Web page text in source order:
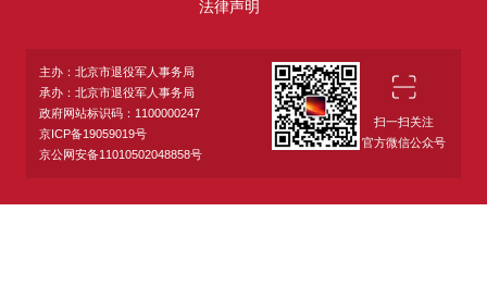
法律声明
主办：北京市退役军人事务局
承办：北京市退役军人事务局
政府网站标识码：1100000247
京ICP备19059019号
京公网安备11010502048858号
扫一扫关注
官方微信公众号